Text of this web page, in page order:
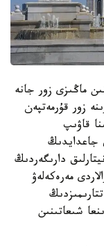
ماڭىزى زور جانە
زور قۇرمەتپەن
قاۋىپ
جاعدايدىڭ
دارىگەردىڭ
مەرەكەلەۋ
شىعاتىنىن